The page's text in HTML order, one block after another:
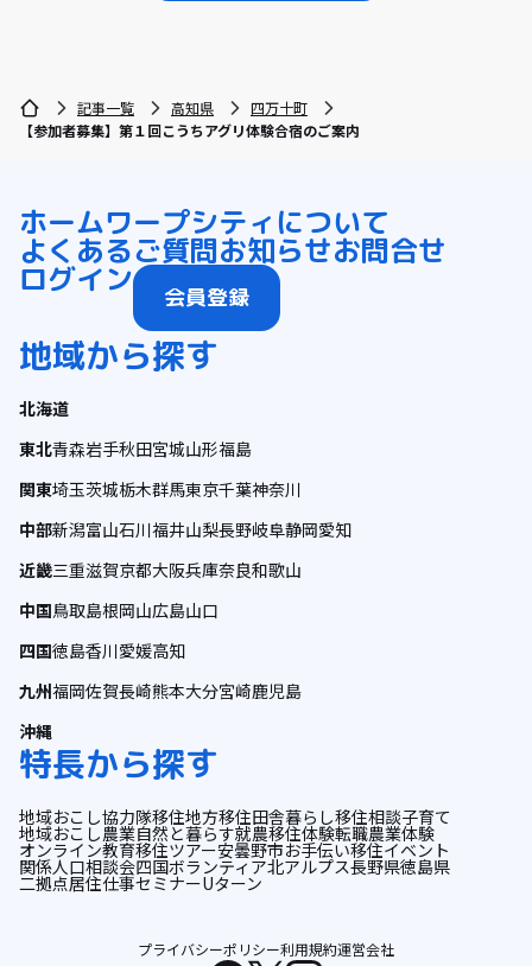
記事一覧 高知県
四万十町
【参加者募集】第１回こうちアグリ体験合宿のご案内
ホームワープシティについて
よくあるご質問お知らせお問合せ
ログイン 会員登録
地域から探す
北海道
東北青森岩手秋田宮城山形福島
関東埼玉茨城栃木群馬東京千葉神奈川
中部新潟富山石川福井山梨長野岐阜静岡愛知
近畿三重滋賀京都大阪兵庫奈良和歌山
中国鳥取島根岡山広島山口
四国徳島香川愛媛高知
九州福岡佐賀長崎熊本大分宮崎鹿児島
沖縄
特長から探す
地域おこし協力隊移住地方移住田舎暮らし移住相談子育て
地域おこし農業自然と暮らす就農移住体験転職農業体験
オンライン教育移住ツアー安曇野市お手伝い移住イベント
関係人口相談会四国ボランティア北アルプス長野県徳島県
二拠点居住仕事セミナーUターン
プライバシーポリシー利用規約運営会社